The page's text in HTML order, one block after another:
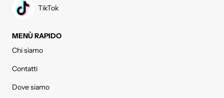
TikTok
MENÙ RAPIDO
Chi siamo
Contatti
Dove siamo